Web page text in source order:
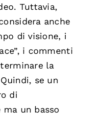
Tuttavia,
anche
di visione, i
i commenti
la
se un
di
un basso